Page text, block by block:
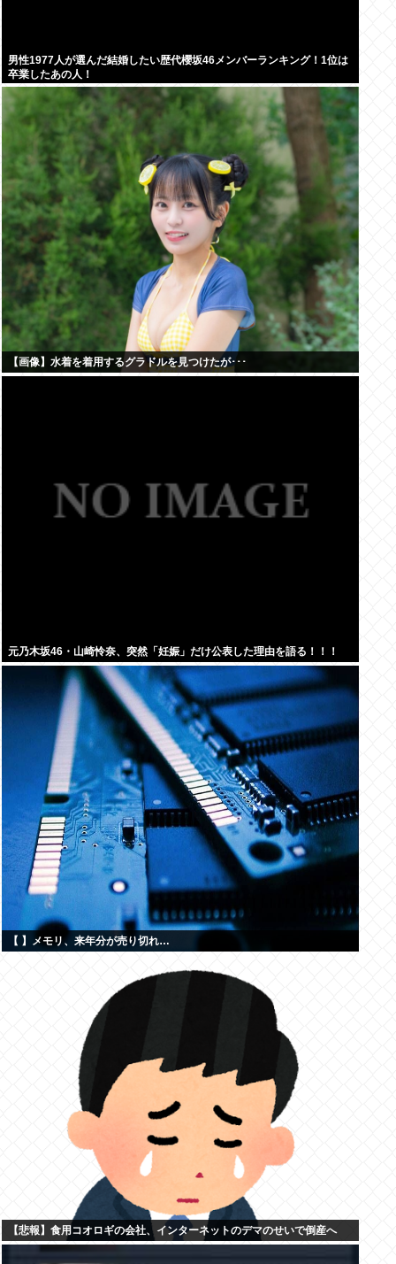
男性1977人が選んだ結婚したい歴代櫻坂46メンバーランキング！1位は
卒業したあの人！
【画像】水着を着用するグラドルを見つけたが･･･
元乃木坂46・山崎怜奈、突然「妊娠」だけ公表した理由を語る！！！
【 】メモリ、来年分が売り切れ…
【悲報】食用コオロギの会社、インターネットのデマのせいで倒産へ